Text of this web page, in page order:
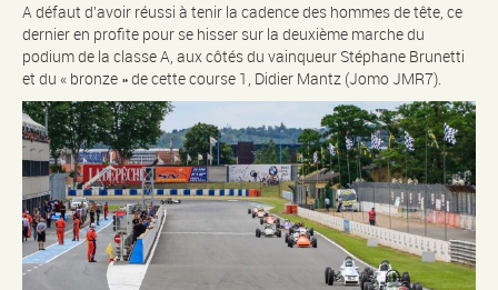
A défaut d’avoir réussi à tenir la cadence des hommes de tête, ce
dernier en profite pour se hisser sur la deuxième marche du
podium de la classe A, aux côtés du vainqueur Stéphane Brunetti
et du « bronze » de cette course 1, Didier Mantz (Jomo JMR7).